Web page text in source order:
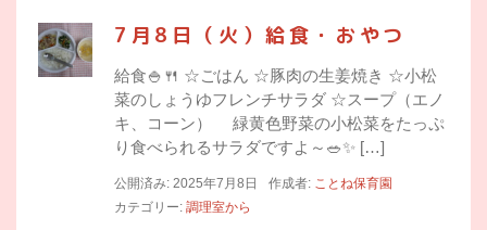
7月8日（火）給食・おやつ
給食🍚🍴 ☆ごはん ☆豚肉の生姜焼き ☆小松
菜のしょうゆフレンチサラダ ☆スープ（エノ
キ、コーン） 緑黄色野菜の小松菜をたっぷ
り食べられるサラダですよ～🥗✨ […]
公開済み: 2025年7月8日 作成者: ことね保育園
カテゴリー: 調理室から